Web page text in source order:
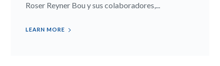
Roser Reyner Bou y sus colaboradores,...
LEARN MORE